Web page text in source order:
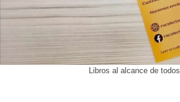
Libros al alcance de todos